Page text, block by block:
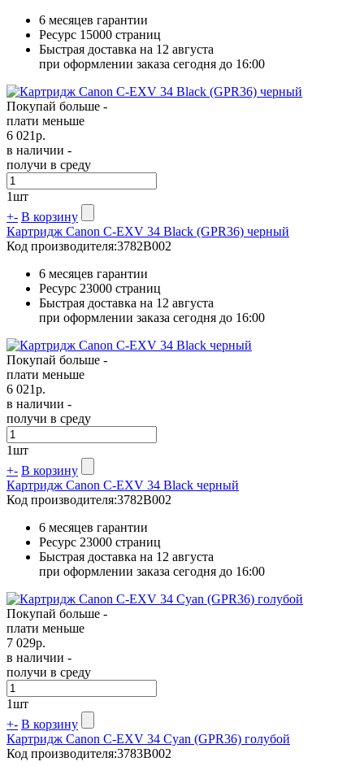
6 месяцев гарантии
Ресурс 15000 страниц
Быстрая доставка на 12 августа
при оформлении заказа сегодня до 16:00
Покупай больше -
плати меньше
6 021р.
в наличии -
получи в среду
1шт
+- В корзину
Картридж Canon C-EXV 34 Black (GPR36) черный
Код производителя:3782B002
6 месяцев гарантии
Ресурс 23000 страниц
Быстрая доставка на 12 августа
при оформлении заказа сегодня до 16:00
Покупай больше -
плати меньше
6 021р.
в наличии -
получи в среду
1шт
+- В корзину
Картридж Canon C-EXV 34 Black черный
Код производителя:3782B002
6 месяцев гарантии
Ресурс 23000 страниц
Быстрая доставка на 12 августа
при оформлении заказа сегодня до 16:00
Покупай больше -
плати меньше
7 029р.
в наличии -
получи в среду
1шт
+- В корзину
Картридж Canon C-EXV 34 Cyan (GPR36) голубой
Код производителя:3783B002